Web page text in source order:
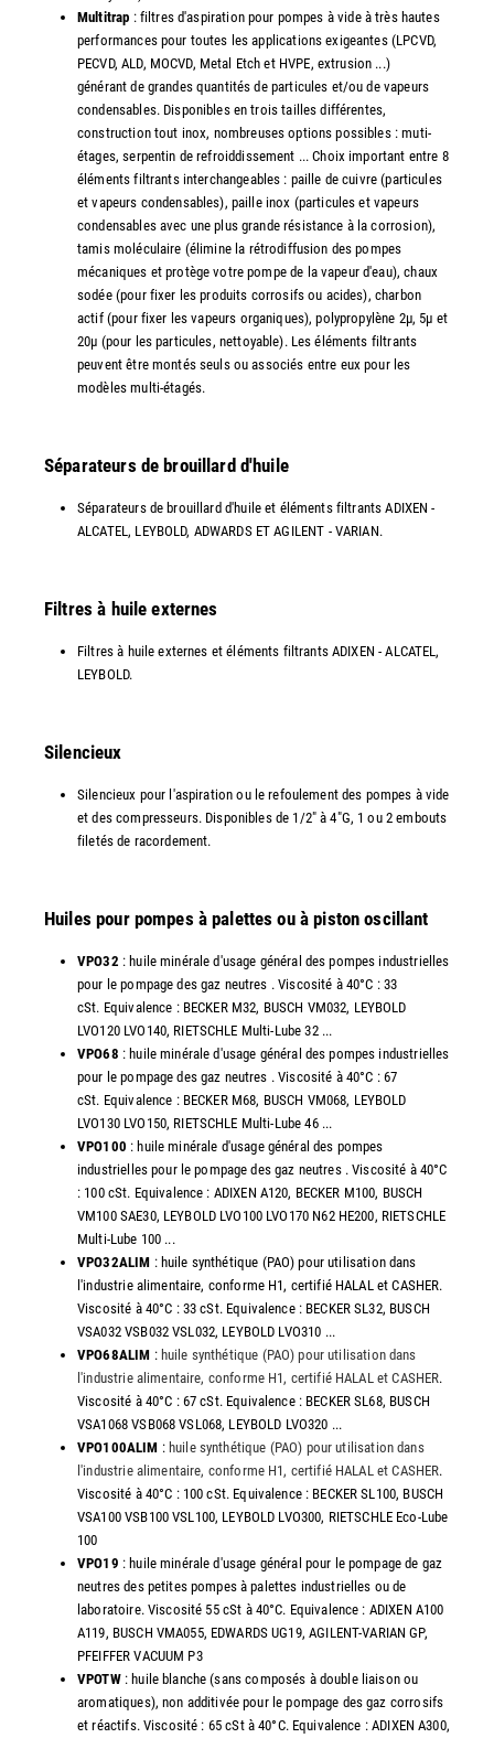
Multitrap : filtres d'aspiration pour pompes à vide à très hautes
performances pour toutes les applications exigeantes (LPCVD,
PECVD, ALD, MOCVD, Metal Etch et HVPE, extrusion ...)
générant de grandes quantités de particules et/ou de vapeurs
condensables. Disponibles en trois tailles différentes,
construction tout inox, nombreuses options possibles : muti-
étages, serpentin de refroiddissement ... Choix important entre 8
éléments filtrants interchangeables : paille de cuivre (particules
et vapeurs condensables), paille inox (particules et vapeurs
condensables avec une plus grande résistance à la corrosion),
tamis moléculaire (élimine la rétrodiffusion des pompes
mécaniques et protège votre pompe de la vapeur d'eau), chaux
sodée (pour fixer les produits corrosifs ou acides), charbon
actif (pour fixer les vapeurs organiques), polypropylène 2µ, 5µ et
20µ (pour les particules, nettoyable). Les éléments filtrants
peuvent être montés seuls ou associés entre eux pour les
modèles multi-étagés.
Séparateurs de brouillard d'huile
Séparateurs de brouillard d'huile et éléments filtrants ADIXEN -
ALCATEL, LEYBOLD, ADWARDS ET AGILENT - VARIAN.
Filtres à huile externes
Filtres à huile externes et éléments filtrants ADIXEN - ALCATEL,
LEYBOLD.
Silencieux
Silencieux pour l'aspiration ou le refoulement des pompes à vide
et des compresseurs. Disponibles de 1/2" à 4"G, 1 ou 2 embouts
filetés de racordement.
Huiles pour pompes à palettes ou à piston oscillant
VPO32 : huile minérale d'usage général des pompes industrielles
pour le pompage des gaz neutres . Viscosité à 40°C : 33
cSt. Equivalence : BECKER M32, BUSCH VM032, LEYBOLD
LVO120 LVO140, RIETSCHLE Multi-Lube 32 ...
VPO68 : huile minérale d'usage général des pompes industrielles
pour le pompage des gaz neutres . Viscosité à 40°C : 67
cSt. Equivalence : BECKER M68, BUSCH VM068, LEYBOLD
LVO130 LVO150, RIETSCHLE Multi-Lube 46 ...
VPO100 : huile minérale d'usage général des pompes
industrielles pour le pompage des gaz neutres . Viscosité à 40°C
: 100 cSt. Equivalence : ADIXEN A120, BECKER M100, BUSCH
VM100 SAE30, LEYBOLD LVO100 LVO170 N62 HE200, RIETSCHLE
Multi-Lube 100 ...
VPO32ALIM : huile synthétique (PAO) pour utilisation dans
l'industrie alimentaire, conforme H1, certifié HALAL et CASHER.
Viscosité à 40°C : 33 cSt. Equivalence : BECKER SL32, BUSCH
VSA032 VSB032 VSL032, LEYBOLD LVO310 ...
VPO68ALIM : huile synthétique (PAO) pour utilisation dans
l'industrie alimentaire, conforme H1, certifié HALAL et CASHER.
Viscosité à 40°C : 67 cSt. Equivalence : BECKER SL68, BUSCH
VSA1068 VSB068 VSL068, LEYBOLD LVO320 ...
VPO100ALIM : huile synthétique (PAO) pour utilisation dans
l'industrie alimentaire, conforme H1, certifié HALAL et CASHER.
Viscosité à 40°C : 100 cSt. Equivalence : BECKER SL100, BUSCH
VSA100 VSB100 VSL100, LEYBOLD LVO300, RIETSCHLE Eco-Lube
100
VPO19 : huile minérale d'usage général pour le pompage de gaz
neutres des petites pompes à palettes industrielles ou de
laboratoire. Viscosité 55 cSt à 40°C. Equivalence : ADIXEN A100
A119, BUSCH VMA055, EDWARDS UG19, AGILENT-VARIAN GP,
PFEIFFER VACUUM P3
VPOTW: huile blanche (sans composés à double liaison ou
aromatiques), non additivée pour le pompage des gaz corrosifs
et réactifs. Viscosité : 65 cSt à 40°C. Equivalence : ADIXEN A300,